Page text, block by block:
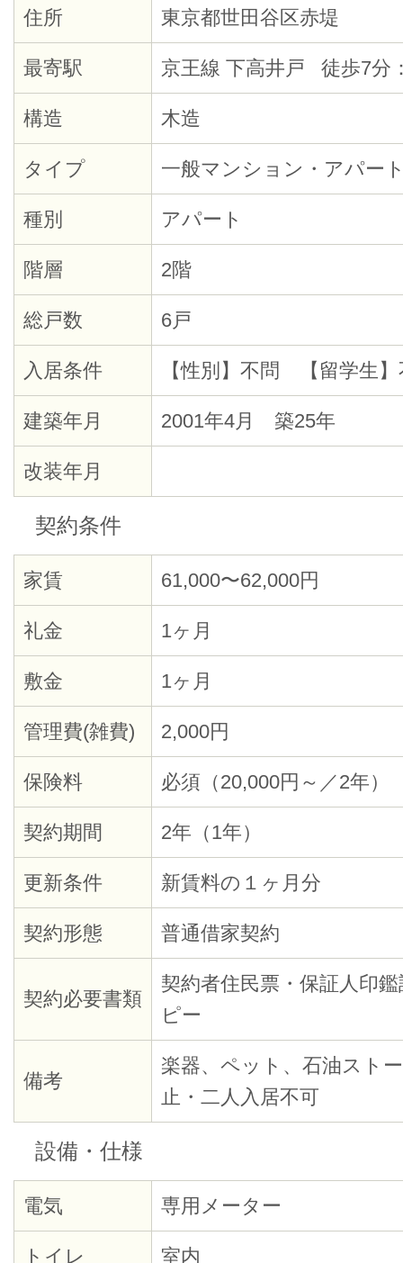
住所 東京都世田谷区赤堤
最寄駅 京王線 下高井戸 徒歩7分
構造 木造
タイプ 一般マンション・アパー
種別 アパート
階層 2階
総戸数 6戸
入居条件 【性別】不問 【留学生】
建築年月 2001年4月 築25年
改装年月
契約条件
家賃 61,000〜62,000円
礼金 1ヶ月
敷金 1ヶ月
管理費(雑費) 2,000円
保険料 必須（20,000円～／2年）
契約期間 2年（1年）
更新条件 新賃料の１ヶ月分
契約形態 普通借家契約
契約必要書類
契約者住民票・保証人印
ピー
備考
楽器、ペット、石油スト
止・二人入居不可
設備・仕様
電気 専用メーター
トイレ 室内